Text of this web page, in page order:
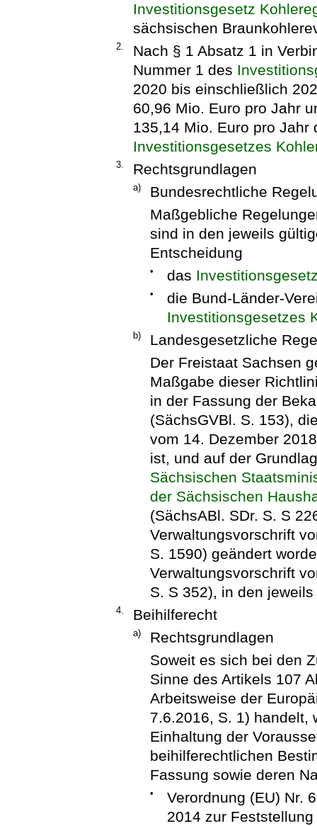
Investitionsgesetz
sächsischen
2.
Nach § 1 Absatz 1 in
Nummer 1 des
2020 bis einschließlich
60,96 Mio. Euro pro Jahr
135,14 Mio. Euro pro Jahr
Investitionsgesetzes
3. Rechtsgrundlagen
a)
Bundesrechtliche
Maßgebliche
sind in den jeweils
Entscheidung
• das
•
die Bund-Länder-
Investitionsgesetzes
b)
Landesgesetzliche
Der Freistaat Sachsen
Maßgabe dieser
in der Fassung der
(SächsGVBl. S. 153),
vom 14. Dezember
ist, und auf der
Sächsischen
der Sächsischen
(SächsABl. SDr. S. S
Verwaltungsvorschrift
S. 1590) geändert
Verwaltungsvorschrift
S. S 352), in den
4. Beihilferecht
a)
Rechtsgrundlagen
Soweit es sich bei den
Sinne des Artikels 107
Arbeitsweise der
7.6.2016, S. 1) handelt,
Einhaltung der
beihilferechtlichen
Fassung sowie deren
•
Verordnung (EU) Nr.
2014 zur